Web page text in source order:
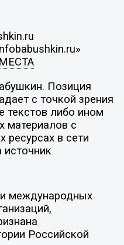
Позиция
с точкой зрения
текстов либо ином
материалов с
ресурсах в сети
источник
международных
Российской